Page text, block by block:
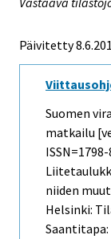
Päivitetty
Suomen
matkailu
ISSN=1798-
niiden
Helsinki:
Saantitapa: